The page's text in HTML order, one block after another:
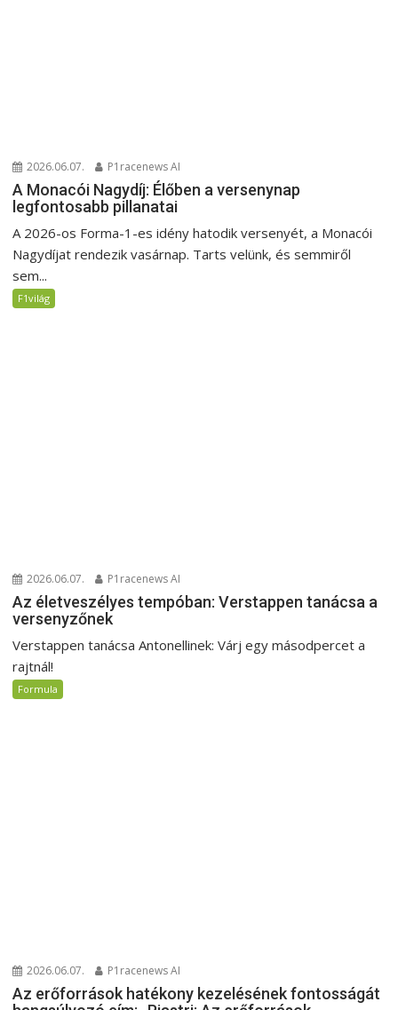
2026.06.07. P1racenews AI
A Monacói Nagydíj: Élőben a versenynap
legfontosabb pillanatai
A 2026-os Forma-1-es idény hatodik versenyét, a Monacói
Nagydíjat rendezik vasárnap. Tarts velünk, és semmiről
sem...
F1világ
2026.06.07. P1racenews AI
Az életveszélyes tempóban: Verstappen tanácsa a
versenyzőnek
Verstappen tanácsa Antonellinek: Várj egy másodpercet a
rajtnál!
Formula
2026.06.07. P1racenews AI
Az erőforrások hatékony kezelésének fontosságát